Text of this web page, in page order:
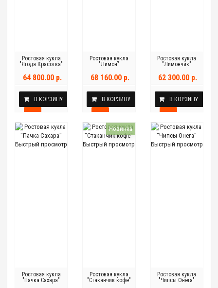
Ростовая кукла
"Ягода Красотка"
64 800.00 р.
В КОРЗИНУ
Ростовая кукла
"Лимон"
68 160.00 р.
В КОРЗИНУ
Ростовая кукла
"Лимончик"
62 300.00 р.
В КОРЗИНУ
Быстрый просмотр
Ростовая кукла
"Пачка Сахара"
Новинка
Быстрый просмотр
Ростовая кукла
"Стаканчик кофе"
Быстрый просмотр
Ростовая кукла
"Чипсы Онега"